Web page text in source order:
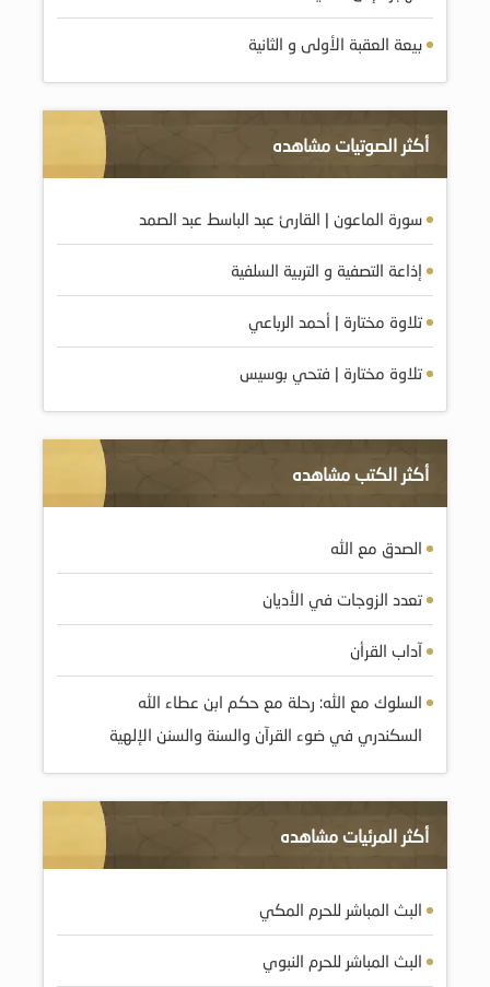
بيعة العقبة الأولى و الثانية
أكثر الصوتيات مشاهده
سورة الماعون | القارئ عبد الباسط عبد الصمد
إذاعة التصفية و التربية السلفية
تلاوة مختارة | أحمد الرباعي
تلاوة مختارة | فتحي بوسيس
أكثر الكتب مشاهده
الصدق مع الله
تعدد الزوجات في الأديان
آداب القرأن
السلوك مع الله: رحلة مع حكم ابن عطاء الله
السكندري في ضوء القرآن والسنة والسنن الإلهية
أكثر المرئيات مشاهده
البث المباشر للحرم المكي
البث المباشر للحرم النبوي